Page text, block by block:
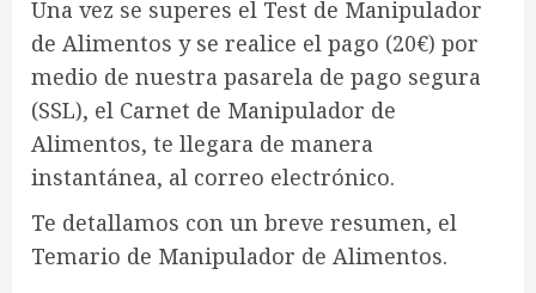
Una vez se superes el Test de Manipulador
de Alimentos y se realice el pago (20€) por
medio de nuestra pasarela de pago segura
(SSL), el Carnet de Manipulador de
Alimentos, te llegara de manera
instantánea, al correo electrónico.
Te detallamos con un breve resumen, el
Temario de Manipulador de Alimentos.